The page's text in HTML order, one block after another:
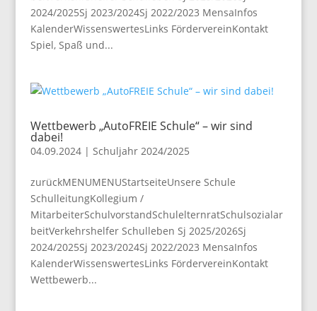
2024/2025Sj 2023/2024Sj 2022/2023 MensaInfos
KalenderWissenswertesLinks FördervereinKontakt
Spiel, Spaß und...
Wettbewerb „AutoFREIE Schule“ – wir sind
dabei!
04.09.2024| Schuljahr 2024/2025
zurückMENUMENUStartseiteUnsere Schule
SchulleitungKollegium /
MitarbeiterSchulvorstandSchulelternratSchulsozialar
beitVerkehrshelfer Schulleben Sj 2025/2026Sj
2024/2025Sj 2023/2024Sj 2022/2023 MensaInfos
KalenderWissenswertesLinks FördervereinKontakt
Wettbewerb...